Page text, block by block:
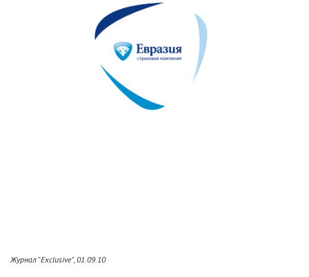
Журнал "Exclusive", 01.09.10